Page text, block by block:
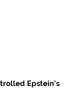
Epstein’s